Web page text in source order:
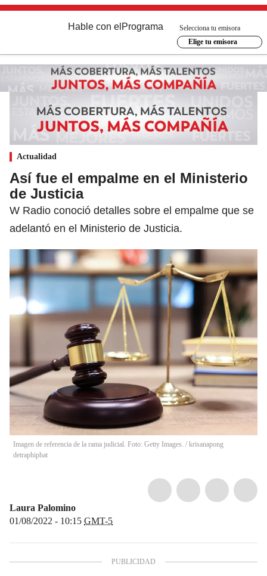
Hable con el Programa
Selecciona tu emisora
Elige tu emisora
Actualidad
Así fue el empalme en el Ministerio
de Justicia
W Radio conoció detalles sobre el empalme que se
adelantó en el Ministerio de Justicia.
Imagen de referencia de la rama judicial. Foto: Getty Images. / krisanapong
detraphiphat
Laura Palomino
01/08/2022 - 10:15 GMT-5